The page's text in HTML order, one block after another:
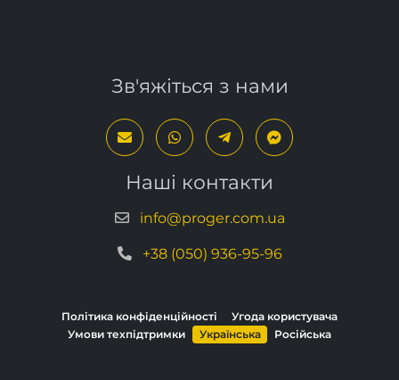
Зв'яжіться з нами
Наші контакти
info@proger.com.ua
+38 (050) 936-95-96
Політика конфіденційності
Угода користувача
Умови техпідтримки
Українська Російська